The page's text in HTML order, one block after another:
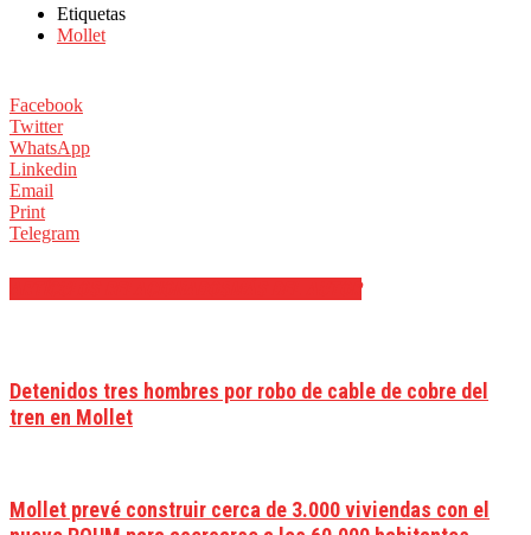
Etiquetas
Mollet
Facebook
Twitter
WhatsApp
Linkedin
Email
Print
Telegram
Detenidos tres hombres por robo de cable de cobre del
tren en Mollet
Mollet prevé construir cerca de 3.000 viviendas con el